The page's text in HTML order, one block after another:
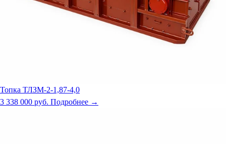
Топка ТЛЗМ-2-1,87-4,0
3 338 000 руб. Подробнее →